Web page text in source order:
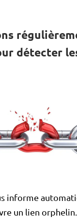
détecter
informe
un lien